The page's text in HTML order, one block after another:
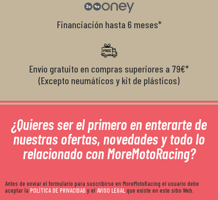
Financiación hasta 6 meses*
Envío gratuito en compras superiores a 79€*
(Excepto neumáticos y kit de plásticos)
¿Quieres ser el primero en enterarte de
nuestras ofertas, novedades y todo lo
relacionado con MoreMotoRacing?
Antes de enviar el formulario para suscribirse en MoreMotoRacing el usuario debe
aceptar la POLÍTICA DE PRIVACIDADy el AVISO LEGALque existe en este sitio Web.